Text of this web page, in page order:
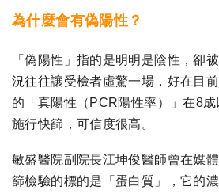
為什麼會有偽陽性？
「偽陽性」指的是明明是陰性，卻
況往往讓受檢者虛驚一場，好在目
的「真陽性（PCR陽性率）」在8
施行快篩，可信度很高。
敏盛醫院副院長江坤俊醫師曾在媒
篩檢驗的標的是「蛋白質」，它的